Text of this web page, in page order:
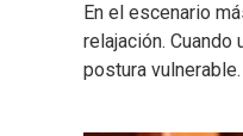
En el escenario
relajación.
postura vulnerable.